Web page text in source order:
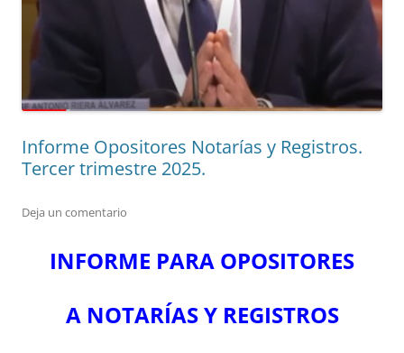
Informe Opositores Notarías y Registros.
Tercer trimestre 2025.
Deja un comentario
INFORME PARA OPOSITORES
A NOTARÍAS Y REGISTROS